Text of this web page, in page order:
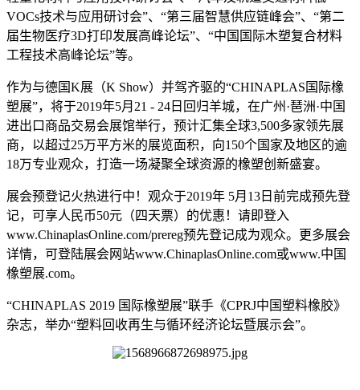
VOCs技术与应用研讨会”、“第三届智慧供应链峰会”、“第二
届生物医疗3D打印发展高峰论坛”、“中国国际木塑复合材料
工程技术高峰论坛”等。
作为与德国K展（K Show）并驾齐驱的“CHINAPLAS国际橡
塑展”，将于2019年5月21 - 24日回归羊城，在广州·琶洲·中国
进出口商品交易会展馆举行，预计汇集全球3,500多家领先展
商，以超过25万平方米的展览面积，向150个国家及地区的逾
18万专业观众，打造一场凝聚全球资源的橡塑创新盛宴。
展会预登记火热进行中！观众于2019年 5月13日前完成预先登
记，可享人民币50元（四天票）的优惠！请即登入
www.ChinaplasOnline.com/prereg预先登记成为观众。更多展会
详情，可登陆展会网站www.ChinaplasOnline.com或www.中国
橡塑展.com。
“CHINAPLAS 2019 国际橡塑展”联手《CPRJ中国塑料橡胶》
杂志，举办“塑料回收再生与循环经济论坛暨展示会”。